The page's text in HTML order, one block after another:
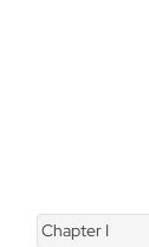
Chapter I